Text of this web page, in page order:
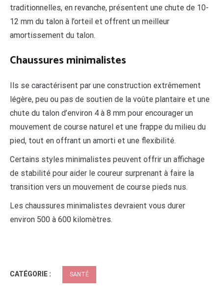
traditionnelles, en revanche, présentent une chute de 10-
12 mm du talon à l’orteil et offrent un meilleur
amortissement du talon.
Chaussures minimalistes
Ils se caractérisent par une construction extrêmement
légère, peu ou pas de soutien de la voûte plantaire et une
chute du talon d’environ 4 à 8 mm pour encourager un
mouvement de course naturel et une frappe du milieu du
pied, tout en offrant un amorti et une flexibilité.
Certains styles minimalistes peuvent offrir un affichage
de stabilité pour aider le coureur surprenant à faire la
transition vers un mouvement de course pieds nus.
Les chaussures minimalistes devraient vous durer
environ 500 à 600 kilomètres.
CATÉGORIE : SANTÉ